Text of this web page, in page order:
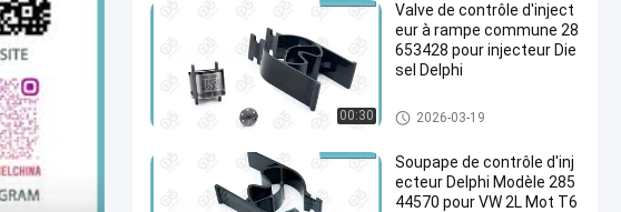
00:30
Valve de contrôle d'inject
eur à rampe commune 28
653428 pour injecteur Die
sel Delphi
Soupape de commande d'injec
teur Delphi
2026-03-19
Soupape de contrôle d'inj
ecteur Delphi Modèle 285
44570 pour VW 2L Mot T6